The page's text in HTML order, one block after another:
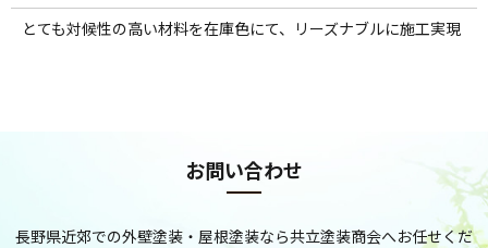
とても対候性の高い材料を在庫色にて、リーズナブルに施工実現
お問い合わせ
長野県近郊での外壁塗装・屋根塗装なら共立塗装商会へお任せくだ